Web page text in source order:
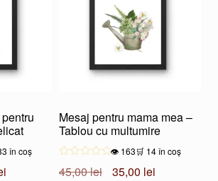
în coș
Prețul
Mesaj pentru mama mea –
Tablou cu multumire
👁️ 163🛒 14 în coș
45,00lei
Prețul
35,00 leiPrețul